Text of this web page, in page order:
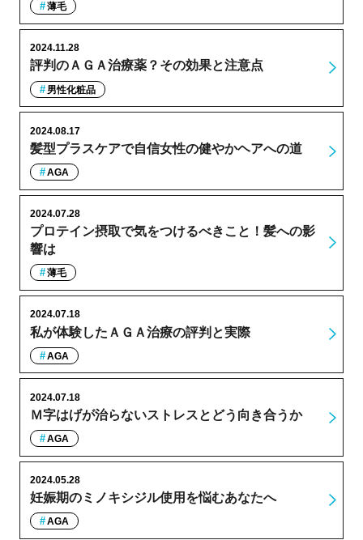
薄毛
評判のＡＧＡ治療薬？その効果と注意点
2024.11.28
男性化粧品
髪型プラスケアで自信女性の健やかヘアへの道
2024.08.17
AGA
プロテイン摂取で気をつけるべきこと！髪への影
響は
2024.07.28
薄毛
私が体験したＡＧＡ治療の評判と実際
2024.07.18
AGA
Ｍ字はげが治らないストレスとどう向き合うか
2024.07.18
AGA
妊娠期のミノキシジル使用を悩むあなたへ
2024.05.28
AGA